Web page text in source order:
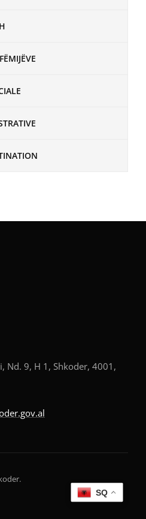
Nd. 9, H 1, Shkoder, 4001,
SQ